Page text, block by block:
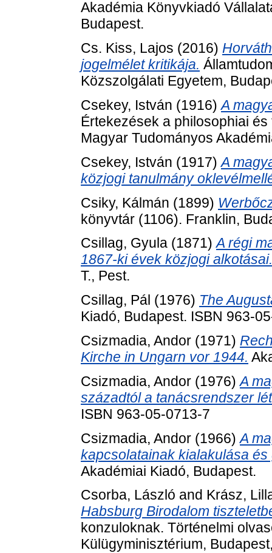
Akadémia Könyvkiadó
Budapest.
Cs. Kiss, Lajos (2016)
jogelmélet kritikája.
Közszolgálati Egyetem,
Csekey, István (1916)A
Értekezések a philosophiai
Magyar Tudományos
Csekey, István (1917)A
közjogi tanulmány
Csiky, Kálmán (1899)
könyvtár (1106). Franklin,
Csillag, Gyula (1871)A régi
1867-ki évek közjogi alkotásai.
T., Pest.
Csillag, Pál (1976) The
Kiadó, Budapest. ISBN 963-
Csizmadia, Andor (1971)
Kirche in Ungarn vor 1944.
Csizmadia, Andor (1976)A
századtól a tanácsrendszer
ISBN 963-05-0713-7
Csizmadia, Andor (1966)A
kapcsolatainak kialakulása
Akadémiai Kiadó, Budapest.
Csorba, László and Krász,
Habsburg Birodalom
konzuloknak. Történelmi
Külügyminisztérium,